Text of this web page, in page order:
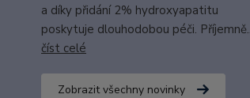
a díky přidání 2% hydroxyapatitu
poskytuje dlouhodobou péči.
číst celé
Zobrazit všechny novinky